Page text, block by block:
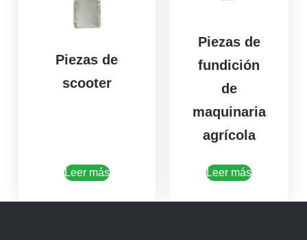
Piezas de
scooter
Leer más
Piezas de
fundición
de
maquinaria
agrícola
Leer más